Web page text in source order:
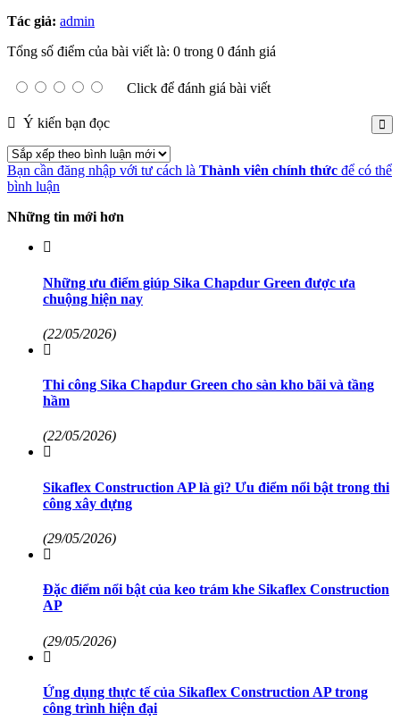
Tác giả: admin
Tổng số điểm của bài viết là: 0 trong 0 đánh giá
Click để đánh giá bài viết
Ý kiến bạn đọc
Bạn cần đăng nhập với tư cách là Thành viên chính thức để có thể
bình luận
Những tin mới hơn
Những ưu điểm giúp Sika Chapdur Green được ưa
chuộng hiện nay
(22/05/2026)
Thi công Sika Chapdur Green cho sàn kho bãi và tầng
hầm
(22/05/2026)
Sikaflex Construction AP là gì? Ưu điểm nổi bật trong thi
công xây dựng
(29/05/2026)
Đặc điểm nổi bật của keo trám khe Sikaflex Construction
AP
(29/05/2026)
Ứng dụng thực tế của Sikaflex Construction AP trong
công trình hiện đại